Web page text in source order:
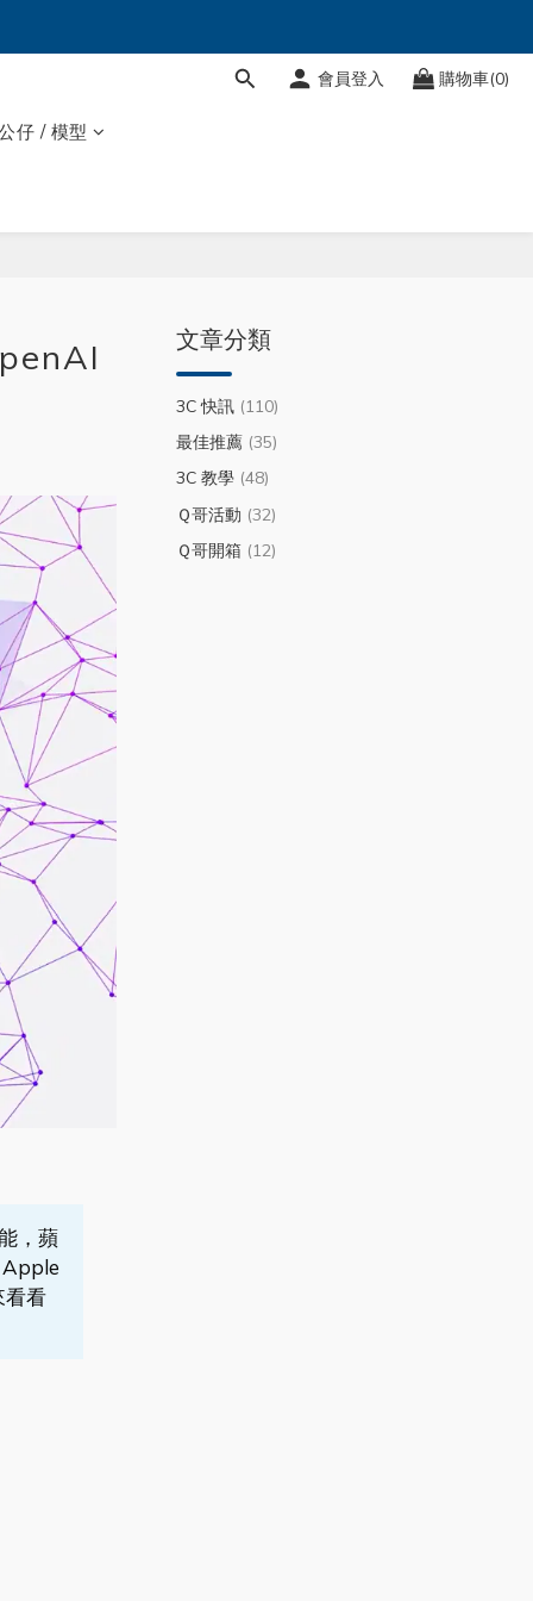
會員登入 購物車(0)
仔 / 模型
，蘋
Apple
看看
文章分類
3C 快訊 (110)
最佳推薦 (35)
3C 教學 (48)
Ｑ哥活動 (32)
Ｑ哥開箱 (12)